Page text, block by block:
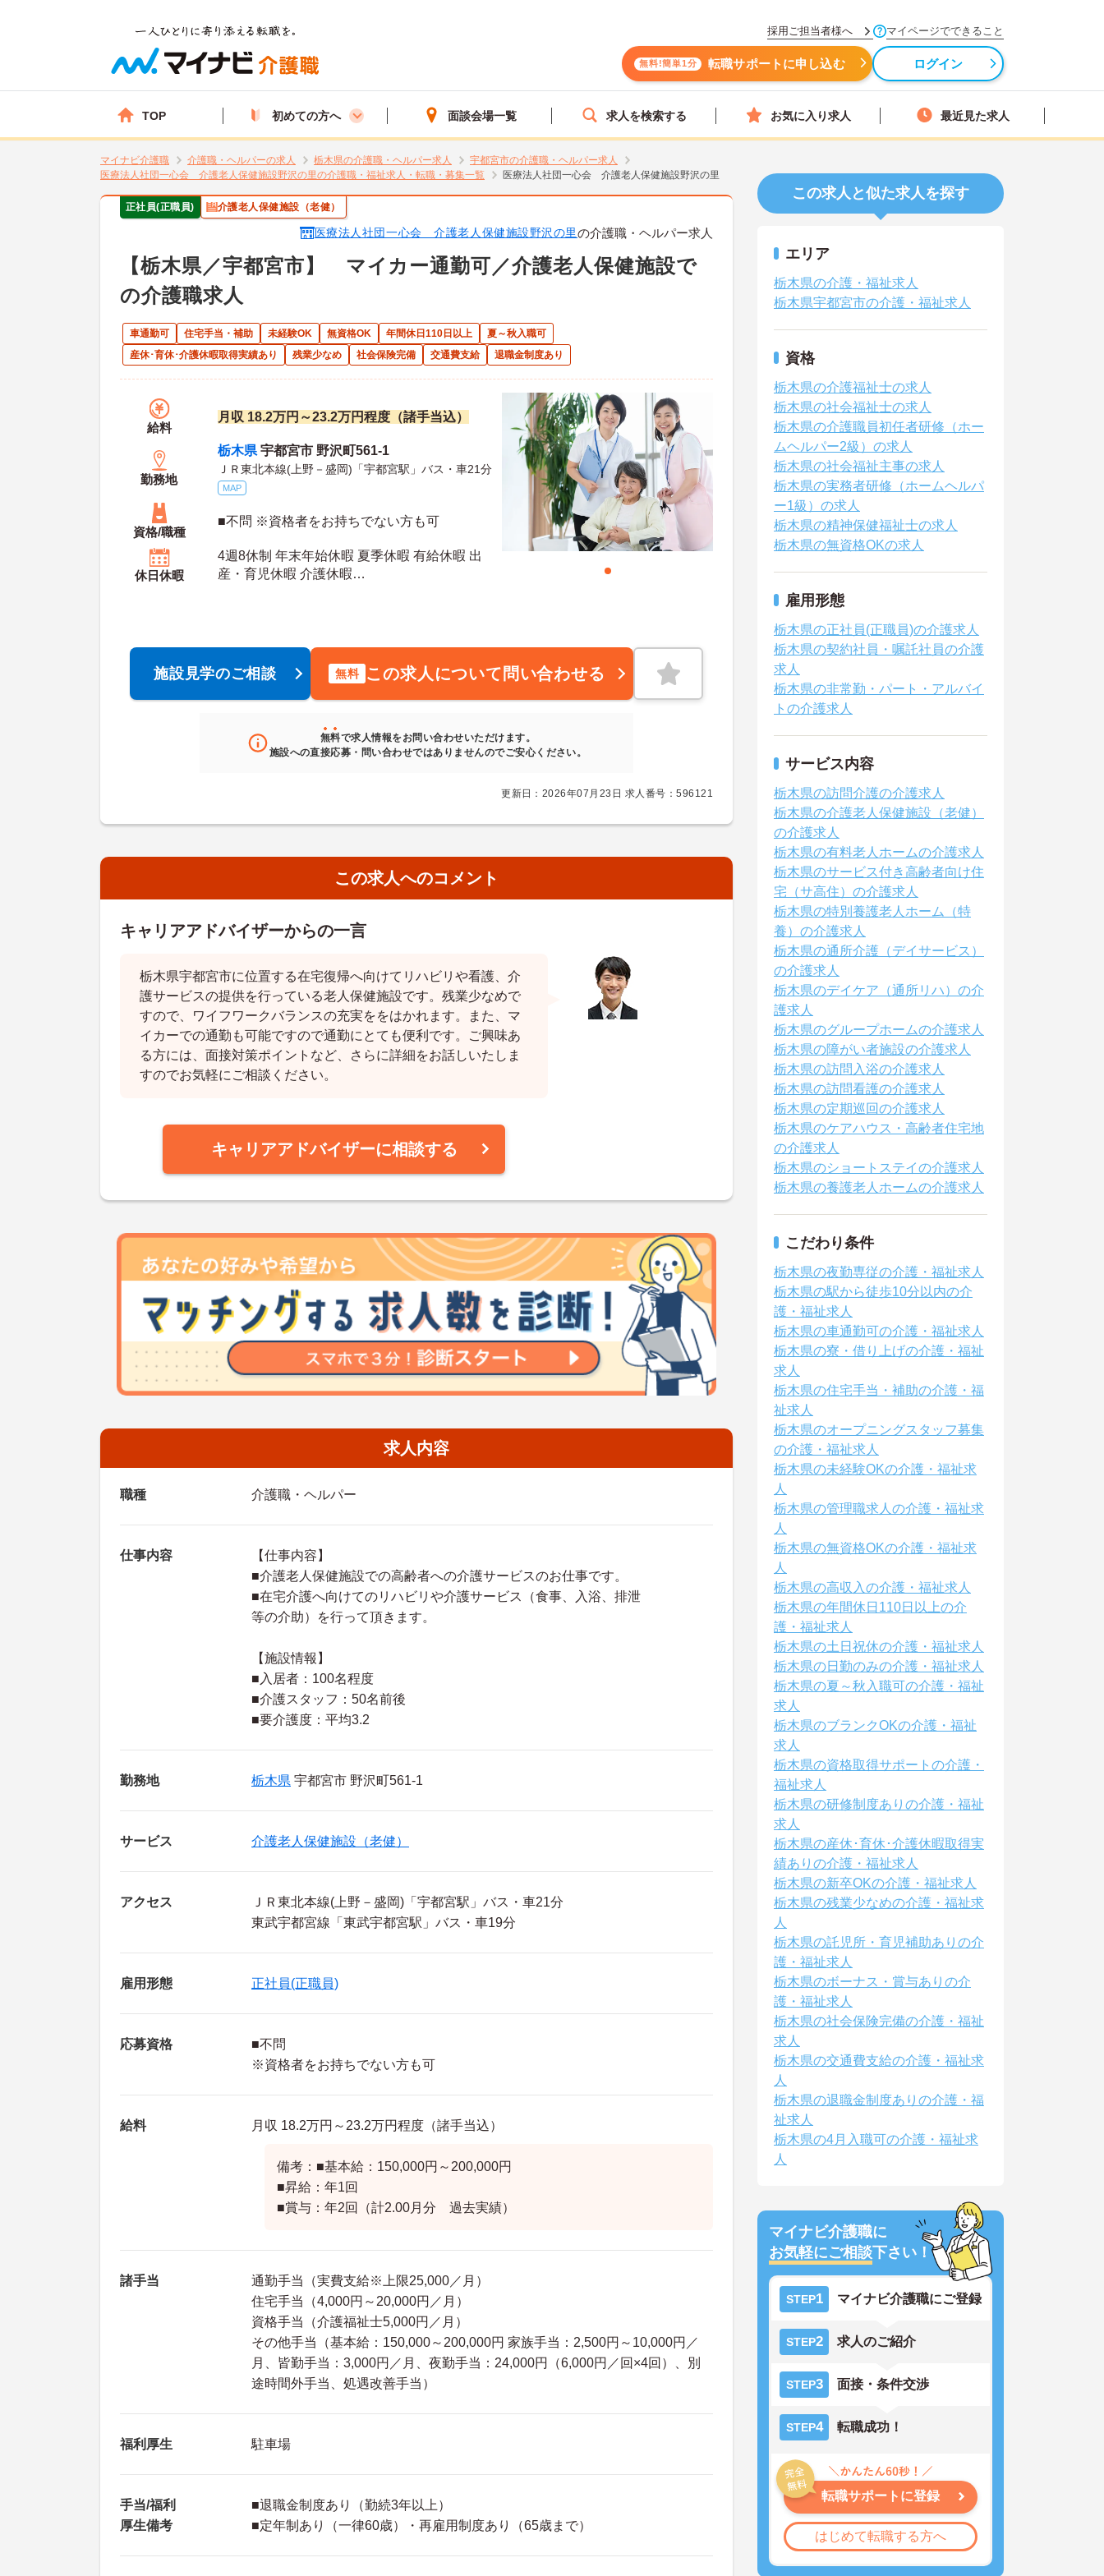
採用ご担当者様へ マイページでできること
無料!簡単1分 転職サポートに申し込む ログイン
TOP 初めての方へ 面談会場一覧 求人を検索する お気に入り求人 最近見た求人
マイナビ介護職 介護職・ヘルパーの求人 栃木県の介護職・ヘルパー求人
宇都宮市の介護職・ヘルパー求人
医療法人社団一心会 介護老人保健施設野沢の里の介護職・福祉求人・転職・募集一覧
医療法人社団一心会 介護老人保健施設野沢の里
正社員(正職員) 介護老人保健施設（老健）
医療法人社団一心会 介護老人保健施設野沢の里の介護職・ヘルパー求人
【栃木県／宇都宮市】 マイカー通勤可／介護老人保健施設で
の介護職求人
車通勤可 住宅手当・補助 未経験OK 無資格OK 年間休日110日以上
夏～秋入職可
産休･育休･介護休暇取得実績あり
残業少なめ 社会保険完備 交通費支給 退職金制度あり
給料
月収 18.2万円～23.2万円程度（諸手当込）
勤務地
栃木県 宇都宮市 野沢町561-1
ＪＲ東北本線(上野－盛岡)「宇都宮駅」バス・車21分
MAP
資格/職種
■不問 ※資格者をお持ちでない方も可
休日休暇
4週8休制 年末年始休暇 夏季休暇 有給休暇 出
産・育児休暇 介護休暇
施設見学のご相談 無料 この求人について問い合わせる
無料で求人情報をお問い合わせいただけます。
施設への直接応募・問い合わせではありませんのでご安心ください。
更新日：2026年07月23日 求人番号：596121
この求人へのコメント
キャリアアドバイザーからの一言
栃木県宇都宮市に位置する在宅復帰へ向けてリハビリや看護、介
護サービスの提供を行っている老人保健施設です。残業少なめで
すので、ワイフワークバランスの充実ををはかれます。また、マ
イカーでの通勤も可能ですので通勤にとても便利です。ご興味あ
る方には、面接対策ポイントなど、さらに詳細をお話しいたしま
すのでお気軽にご相談ください。
キャリアアドバイザーに相談する
求人内容
職種 介護職・ヘルパー
仕事内容
【仕事内容】
■介護老人保健施設での高齢者への介護サービスのお仕事です。
■在宅介護へ向けてのリハビリや介護サービス（食事、入浴、排泄
等の介助）を行って頂きます。
【施設情報】
■入居者：100名程度
■介護スタッフ：50名前後
■要介護度：平均3.2
勤務地 栃木県 宇都宮市 野沢町561-1
サービス 介護老人保健施設（老健）
アクセス
ＪＲ東北本線(上野－盛岡)「宇都宮駅」バス・車21分
東武宇都宮線「東武宇都宮駅」バス・車19分
雇用形態 正社員(正職員)
応募資格
■不問
※資格者をお持ちでない方も可
給料 月収 18.2万円～23.2万円程度（諸手当込）
備考：■基本給：150,000円～200,000円
■昇給：年1回
■賞与：年2回（計2.00月分 過去実績）
諸手当
通勤手当（実費支給※上限25,000／月）
住宅手当（4,000円～20,000円／月）
資格手当（介護福祉士5,000円／月）
その他手当（基本給：150,000～200,000円 家族手当：2,500円～10,000円／
月、皆勤手当：3,000円／月、夜勤手当：24,000円（6,000円／回×4回）、別
途時間外手当、処遇改善手当）
福利厚生 駐車場
手当/福利
厚生備考
■退職金制度あり（勤続3年以上）
■定年制あり（一律60歳）・再雇用制度あり（65歳まで）
この求人と似た求人を探す
エリア
栃木県の介護・福祉求人
栃木県宇都宮市の介護・福祉求人
資格
栃木県の介護福祉士の求人
栃木県の社会福祉士の求人
栃木県の介護職員初任者研修（ホー
ムヘルパー2級）の求人
栃木県の社会福祉主事の求人
栃木県の実務者研修（ホームヘルパ
ー1級）の求人
栃木県の精神保健福祉士の求人
栃木県の無資格OKの求人
雇用形態
栃木県の正社員(正職員)の介護求人
栃木県の契約社員・嘱託社員の介護
求人
栃木県の非常勤・パート・アルバイ
トの介護求人
サービス内容
栃木県の訪問介護の介護求人
栃木県の介護老人保健施設（老健）
の介護求人
栃木県の有料老人ホームの介護求人
栃木県のサービス付き高齢者向け住
宅（サ高住）の介護求人
栃木県の特別養護老人ホーム（特
養）の介護求人
栃木県の通所介護（デイサービス）
の介護求人
栃木県のデイケア（通所リハ）の介
護求人
栃木県のグループホームの介護求人
栃木県の障がい者施設の介護求人
栃木県の訪問入浴の介護求人
栃木県の訪問看護の介護求人
栃木県の定期巡回の介護求人
栃木県のケアハウス・高齢者住宅地
の介護求人
栃木県のショートステイの介護求人
栃木県の養護老人ホームの介護求人
こだわり条件
栃木県の夜勤専従の介護・福祉求人
栃木県の駅から徒歩10分以内の介
護・福祉求人
栃木県の車通勤可の介護・福祉求人
栃木県の寮・借り上げの介護・福祉
求人
栃木県の住宅手当・補助の介護・福
祉求人
栃木県のオープニングスタッフ募集
の介護・福祉求人
栃木県の未経験OKの介護・福祉求
人
栃木県の管理職求人の介護・福祉求
人
栃木県の無資格OKの介護・福祉求
人
栃木県の高収入の介護・福祉求人
栃木県の年間休日110日以上の介
護・福祉求人
栃木県の土日祝休の介護・福祉求人
栃木県の日勤のみの介護・福祉求人
栃木県の夏～秋入職可の介護・福祉
求人
栃木県のブランクOKの介護・福祉
求人
栃木県の資格取得サポートの介護・
福祉求人
栃木県の研修制度ありの介護・福祉
求人
栃木県の産休･育休･介護休暇取得実
績ありの介護・福祉求人
栃木県の新卒OKの介護・福祉求人
栃木県の残業少なめの介護・福祉求
人
栃木県の託児所・育児補助ありの介
護・福祉求人
栃木県のボーナス・賞与ありの介
護・福祉求人
栃木県の社会保険完備の介護・福祉
求人
栃木県の交通費支給の介護・福祉求
人
栃木県の退職金制度ありの介護・福
祉求人
栃木県の4月入職可の介護・福祉求
人
マイナビ介護職に
お気軽にご相談下さい！
STEP1 マイナビ介護職にご登録
STEP2 求人のご紹介
STEP3 面接・条件交渉
STEP4 転職成功！
転職サポートに登録
はじめて転職する方へ